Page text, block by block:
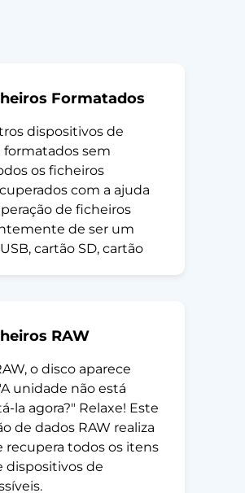
Formatados
dispositivos de
sem
os ficheiros
com a ajuda
de ficheiros
de ser um
cartão SD, cartão
RAW
o disco aparece
unidade não está
la agora?" Relaxe! Este
de dados RAW realiza
recupera todos os itens
dispositivos de